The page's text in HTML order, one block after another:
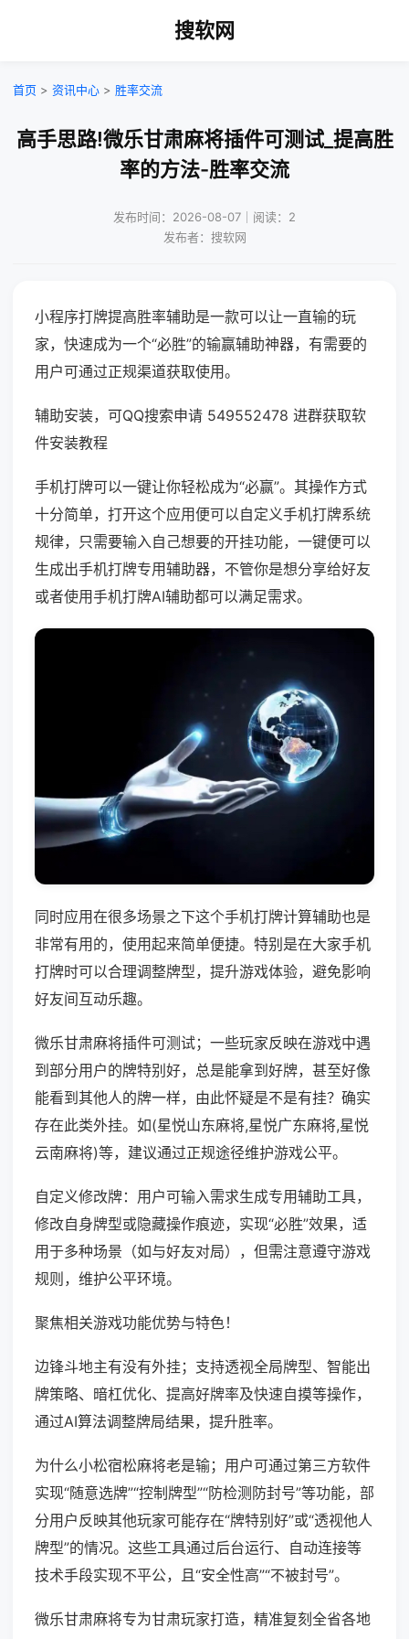
搜软网
首页 > 资讯中心 > 胜率交流
高手思路!微乐甘肃麻将插件可测试_提高胜
率的方法-胜率交流
发布时间：2026-08-07｜阅读：2
发布者：搜软网
小程序打牌提高胜率辅助是一款可以让一直输的玩
家，快速成为一个“必胜”的输赢辅助神器，有需要的
用户可通过正规渠道获取使用。
辅助安装，可QQ搜索申请 549552478 进群获取软
件安装教程
手机打牌可以一键让你轻松成为“必赢”。其操作方式
十分简单，打开这个应用便可以自定义手机打牌系统
规律，只需要输入自己想要的开挂功能，一键便可以
生成出手机打牌专用辅助器，不管你是想分享给好友
或者使用手机打牌AI辅助都可以满足需求。
同时应用在很多场景之下这个手机打牌计算辅助也是
非常有用的，使用起来简单便捷。特别是在大家手机
打牌时可以合理调整牌型，提升游戏体验，避免影响
好友间互动乐趣。
微乐甘肃麻将插件可测试；一些玩家反映在游戏中遇
到部分用户的牌特别好，总是能拿到好牌，甚至好像
能看到其他人的牌一样，由此怀疑是不是有挂？确实
存在此类外挂。如(星悦山东麻将,星悦广东麻将,星悦
云南麻将)等，建议通过正规途径维护游戏公平。
自定义修改牌：用户可输入需求生成专用辅助工具，
修改自身牌型或隐藏操作痕迹，实现“必胜”效果，适
用于多种场景（如与好友对局），但需注意遵守游戏
规则，维护公平环境。
聚焦相关游戏功能优势与特色！
边锋斗地主有没有外挂；支持透视全局牌型、智能出
牌策略、暗杠优化、提高好牌率及快速自摸等操作，
通过AI算法调整牌局结果，提升胜率。
为什么小松宿松麻将老是输；用户可通过第三方软件
实现“随意选牌”“控制牌型”“防检测防封号”等功能，部
分用户反映其他玩家可能存在“牌特别好”或“透视他人
牌型”的情况。这些工具通过后台运行、自动连接等
技术手段实现不平公，且“安全性高”“不被封号”。
微乐甘肃麻将专为甘肃玩家打造，精准复刻全省各地